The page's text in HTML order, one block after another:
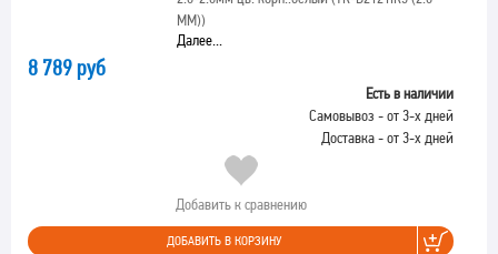
MM))
Далее...
8 789 руб
Есть в наличии
Самовывоз - от 3-х дней
Доставка - от 3-х дней
Добавить к сравнению
ДОБАВИТЬ В КОРЗИНУ